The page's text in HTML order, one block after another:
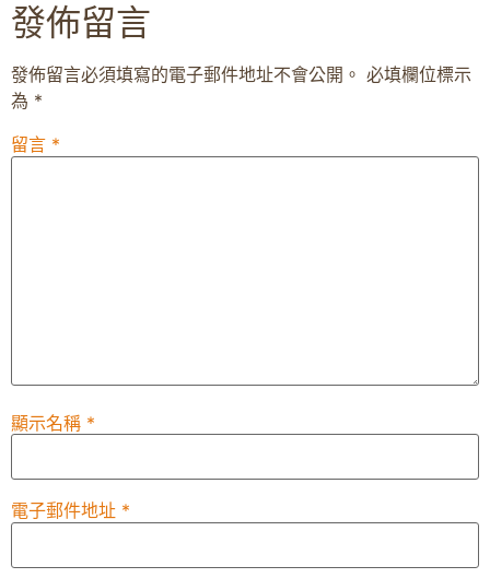
發佈留言
發佈留言必須填寫的電子郵件地址不會公開。 必填欄位標示
為 *
留言 *
顯示名稱 *
電子郵件地址 *